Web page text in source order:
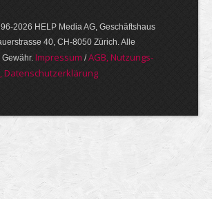
2026 HELP Media AG, Geschäftshaus
40, CH-8050 Zürich. Alle
Im­pres­sum /AGB, Nut­zungs­
Daten­schutz­er­klärung